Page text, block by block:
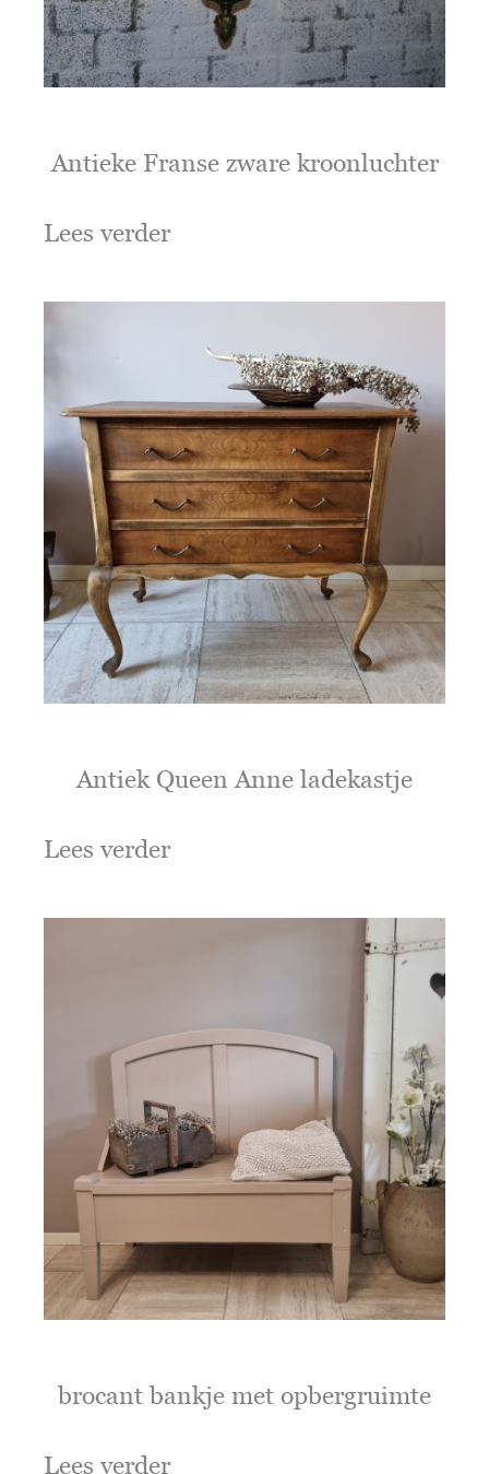
Antieke Franse zware kroonluchter
Lees verder
Antiek Queen Anne ladekastje
Lees verder
brocant bankje met opbergruimte
Lees verder